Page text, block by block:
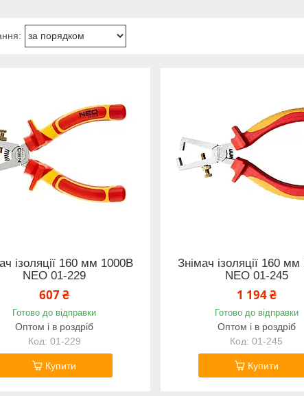
ізоляції 160 мм 1000В
NEO 01-229
607 ₴
Готово до відправки
Оптом і в роздріб
01-229
Купити
Знімач ізоляції 160
NEO 01-245
1 194 ₴
Готово до відправки
Оптом і в роздріб
01-245
Купити